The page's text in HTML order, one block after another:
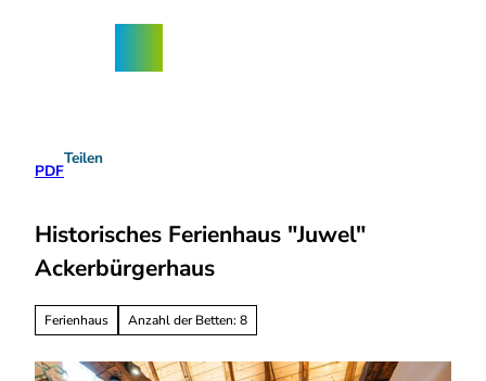
PDF
Teilen
Historisches Ferienhaus "Juwel"
Ackerbürgerhaus
Ferienhaus Anzahl der Betten: 8